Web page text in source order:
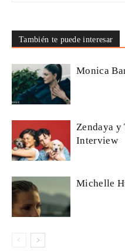
También te puede interesar
Monica
Zendaya y
Interview
Michelle